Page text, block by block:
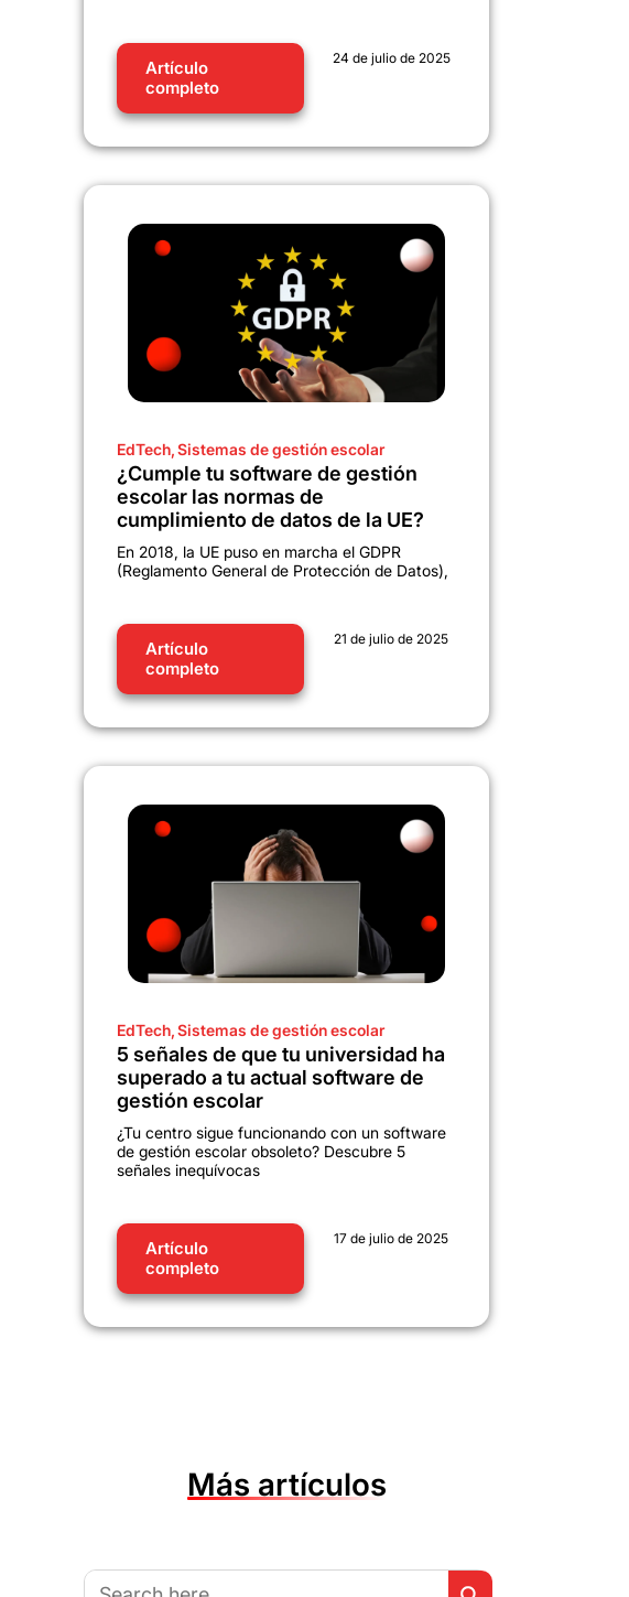
Artículo
completo
24 de julio de 2025
EdTech,Sistemas de gestión escolar
¿Cumple tu software de gestión
escolar las normas de
cumplimiento de datos de la UE?
En 2018, la UE puso en marcha el GDPR
(Reglamento General de Protección de Datos),
Artículo
completo
21 de julio de 2025
EdTech,Sistemas de gestión escolar
5 señales de que tu universidad ha
superado a tu actual software de
gestión escolar
¿Tu centro sigue funcionando con un software
de gestión escolar obsoleto? Descubre 5
señales inequívocas
Artículo
completo
17 de julio de 2025
Más artículos
Buscar: Botón de búsqueda